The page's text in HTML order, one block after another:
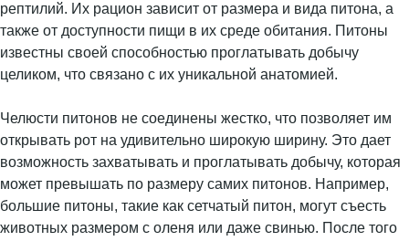
рептилий. Их рацион зависит от размера и вида питона, а
также от доступности пищи в их среде обитания. Питоны
известны своей способностью проглатывать добычу
целиком, что связано с их уникальной анатомией.
Челюсти питонов не соединены жестко, что позволяет им
открывать рот на удивительно широкую ширину. Это дает
возможность захватывать и проглатывать добычу, которая
может превышать по размеру самих питонов. Например,
большие питоны, такие как сетчатый питон, могут съесть
животных размером с оленя или даже свинью. После того